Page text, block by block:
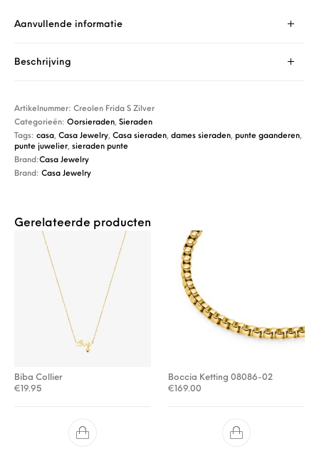
Aanvullende informatie
Beschrijving
Artikelnummer:Creolen Frida S Zilver
Categorieën:Oorsieraden,Sieraden
Tags:casa,Casa Jewelry,Casa sieraden,dames sieraden, punte gaanderen,
punte juwelier,sieraden punte
Brand:Casa Jewelry
Brand:Casa Jewelry
Gerelateerde producten
Biba Collier
€19.95
Boccia Ketting 08086-02
€169.00